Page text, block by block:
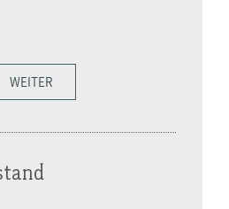
WEITER